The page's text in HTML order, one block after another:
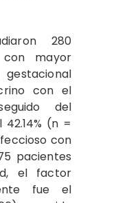
280
mayor
con el
del
(n =
con
pacientes
el factor
fue el